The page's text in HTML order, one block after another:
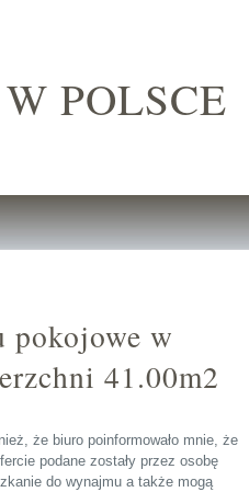
POLSCE
pokojowe w
41.00m2
że biuro poinformowało mnie, że
podane zostały przez osobę
do wynajmu a także mogą